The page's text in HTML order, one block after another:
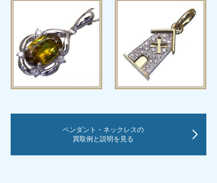
ペンダント・ネックレスの
買取例と説明を見る